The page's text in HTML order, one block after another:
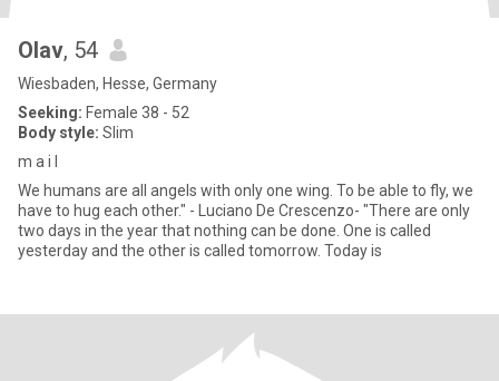
Olav, 54
Wiesbaden, Hesse, Germany
Seeking: Female 38 - 52
Body style: Slim
m a i l
We humans are all angels with only one wing. To be able to fly, we
have to hug each other." - Luciano De Crescenzo- "There are only
two days in the year that nothing can be done. One is called
yesterday and the other is called tomorrow. Today is